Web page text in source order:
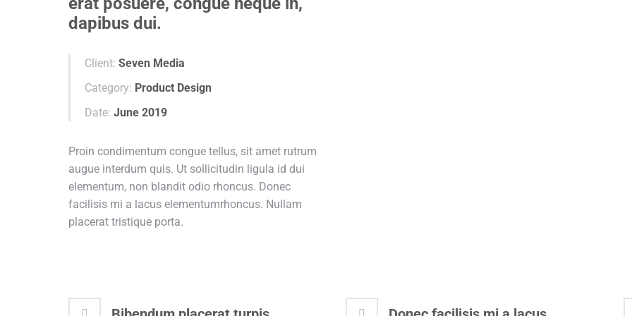
dapibus dui.
Client: Seven Media
Category: Product Design
Date: June 2019
Proin condimentum congue tellus, sit amet rutrum
augue interdum quis. Ut sollicitudin ligula id dui
elementum, non blandit odio rhoncus. Donec
facilisis mi a lacus elementumrhoncus. Nullam
placerat tristique porta.